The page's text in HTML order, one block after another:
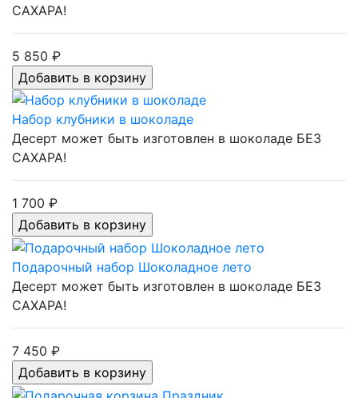
САХАРА!
5 850 ₽
Набор клубники в шоколаде
Десерт может быть изготовлен в шоколаде БЕЗ
САХАРА!
1 700 ₽
Подарочный набор Шоколадное лето
Десерт может быть изготовлен в шоколаде БЕЗ
САХАРА!
7 450 ₽